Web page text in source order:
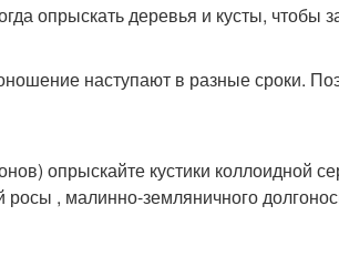
опрыскать деревья и кусты, чтобы
наступают в разные сроки.
опрыскайте кустики коллоидной
, малинно-земляничного